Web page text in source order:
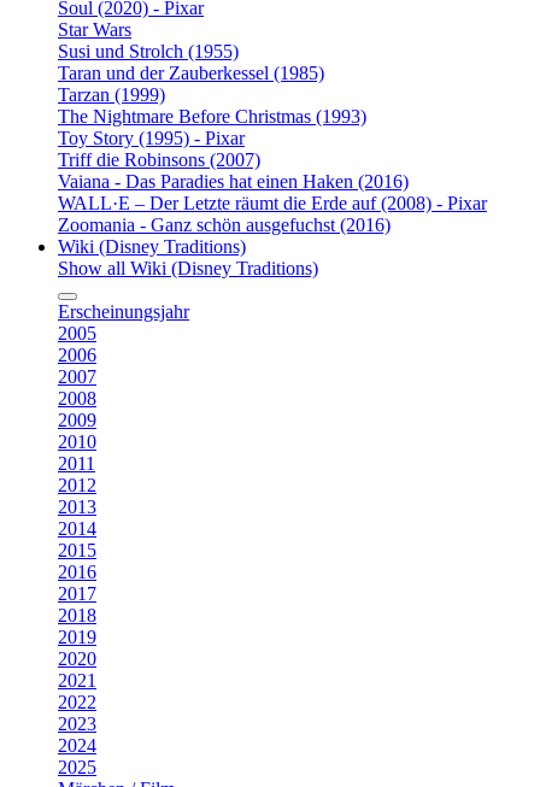
Soul (2020) - Pixar
Star Wars
Susi und Strolch (1955)
Taran und der Zauberkessel (1985)
Tarzan (1999)
The Nightmare Before Christmas (1993)
Toy Story (1995) - Pixar
Triff die Robinsons (2007)
Vaiana - Das Paradies hat einen Haken (2016)
WALL·E – Der Letzte räumt die Erde auf (2008) - Pixar
Zoomania - Ganz schön ausgefuchst (2016)
Wiki (Disney Traditions)
Show all Wiki (Disney Traditions)
Erscheinungsjahr
2005
2006
2007
2008
2009
2010
2011
2012
2013
2014
2015
2016
2017
2018
2019
2020
2021
2022
2023
2024
2025